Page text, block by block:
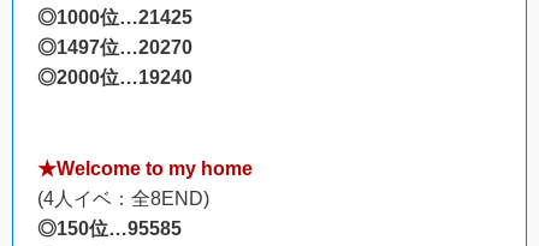
◎1000位…21425
◎1497位…20270
◎2000位…19240
★Welcome to my home
(4人イベ：全8END)
◎150位…95585